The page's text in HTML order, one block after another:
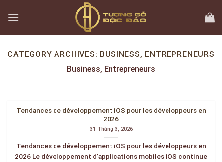
CATEGORY ARCHIVES: BUSINESS, ENTREPRENEURS
Business, Entrepreneurs
Tendances de développement iOS pour les développeurs en
2026
31 Tháng 3, 2026
Tendances de développement iOS pour les développeurs en
2026 Le développement d’applications mobiles iOS continue